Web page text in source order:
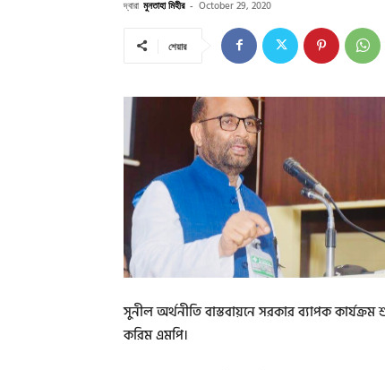
দ্বারা মুনতাহা মিহীর - October 29, 2020
শেয়ার
সুনীল অর্থনীতি বাস্তবায়নে সরকার ব্যাপক
করিম এমপি।